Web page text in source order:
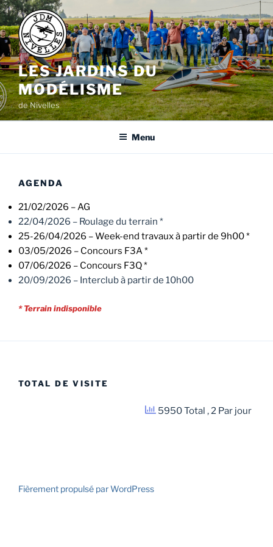
Aller
au
contenu
principal
LES JARDINS DU
MODÉLISME
de Nivelles
Menu
AGENDA
21/02/2026 – AG
22/04/2026 – Roulage du terrain *
25-26/04/2026 – Week-end travaux à partir de 9h00 *
03/05/2026 – Concours F3A *
07/06/2026 – Concours F3Q *
20/09/2026 – Interclub à partir de 10h00
* Terrain indisponible
TOTAL DE VISITE
5950 Total , 2 Par jour
Fièrement propulsé par WordPress